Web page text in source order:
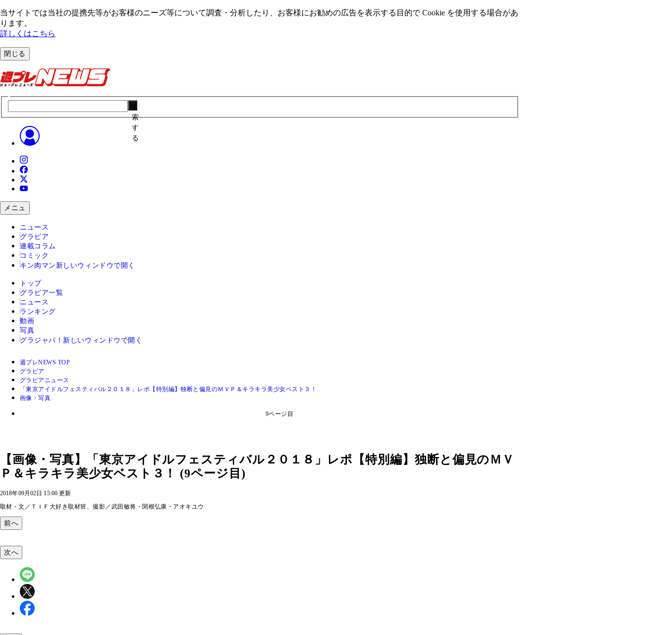
当サイトでは当社の提携先等がお客様のニーズ等について調査・分析したり、お客様にお勧めの広告を表⽰する⽬的で Cookie を使⽤する場合があ
ります。
詳しくはこちら
閉じる
索
す
る
メニュ
ニュース
グラビア
連載コラム
コミック
キン肉マン 新しいウィンドウで開く
トップ
グラビア一覧
ニュース
ランキング
動画
写真
グラジャパ！ 新しいウィンドウで開く
週プレNEWS TOP
グラビア
グラビアニュース
「東京アイドルフェスティバル２０１８」レポ【特別編】独断と偏見のＭＶＰ＆キラキラ美少女ベスト３！
画像・写真
9ページ目
【画像・写真】「東京アイドルフェスティバル２０１８」レポ【特別編】独断と偏見のＭＶ
Ｐ＆キラキラ美少女ベスト３！ (9ページ目)
2018年09月02日 15:00 更新
取材・文／ＴＩＦ大好き取材班、撮影／武田敏将・関根弘康・アオキユウ
前へ
次へ